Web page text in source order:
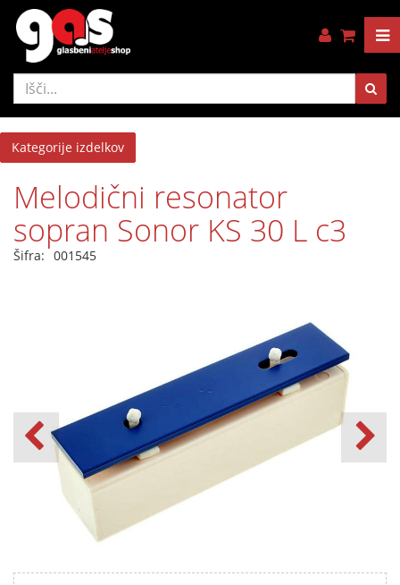
Kategorije izdelkov
Melodični resonator
sopran Sonor KS 30 L c3
Šifra: 001545